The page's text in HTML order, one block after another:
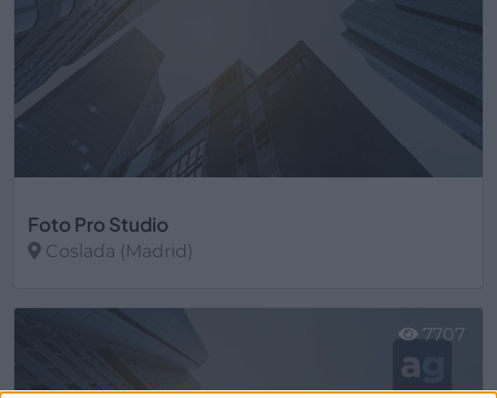
Foto Pro Studio
Coslada (Madrid)
7707